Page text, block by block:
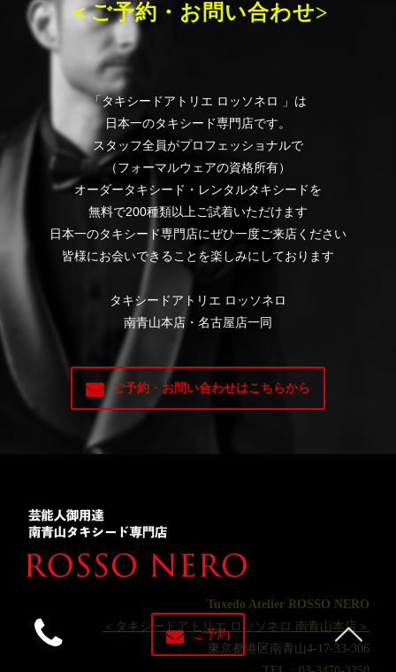
＜ご予約・お問い合わせ>
「タキシードアトリエ ロッソネロ 」は
日本一のタキシード専門店です。
スタッフ全員がプロフェッショナルで
（フォーマルウェアの資格所有）
オーダータキシード・レンタルタキシードを
無料で200種類以上ご試着いただけます
日本一のタキシード専門店にぜひ一度ご来店ください
皆様にお会いできることを楽しみにしております
タキシードアトリエ ロッソネロ
南青山本店・名古屋店一同
ご予約・お問い合わせはこちらから
ご予約
Tuxedo Atelier ROSSO NERO
＜タキシードアトリエ ロッソネロ 南青山本店＞
東京都港区南青山4-17-33-306